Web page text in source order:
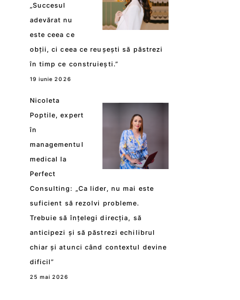
„Succesul
adevărat nu
este ceea ce
obții, ci ceea ce reușești să păstrezi
în timp ce construiești.”
19 iunie 2026
Nicoleta
Poptile, expert
în
managementul
medical la
Perfect
Consulting: „Ca lider, nu mai este
suficient să rezolvi probleme.
Trebuie să înțelegi direcția, să
anticipezi și să păstrezi echilibrul
chiar și atunci când contextul devine
dificil”
25 mai 2026